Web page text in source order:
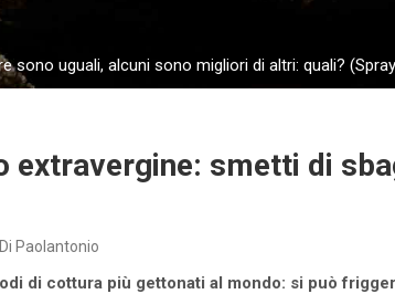
sono uguali, alcuni sono migliori di altri: quali?
extravergine: smetti di
Paolantonio
di cottura più gettonati al mondo: si può